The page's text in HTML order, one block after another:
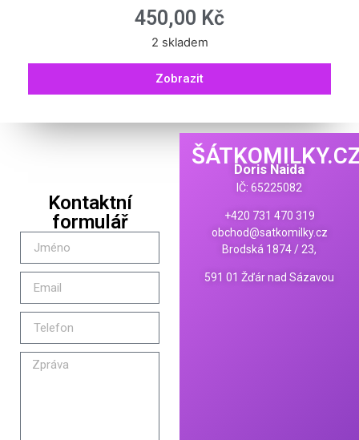
450,00 Kč
2 skladem
Zobrazit
Kontaktní
formulář
Doris Naida
IČ: 65225082
+420 731 470 319
obchod@satkomilky.cz
Brodská 1874 / 23,
591 01 Žďár nad Sázavou